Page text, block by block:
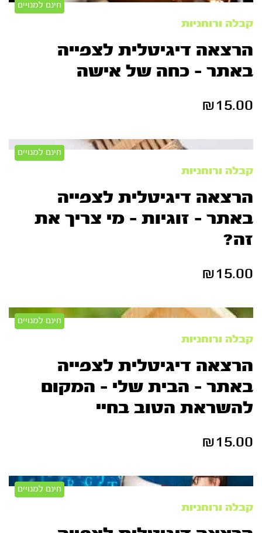
חינם למנויים
קבלה ורוחניות
הרצאה דיגיטלית לצפייה
באתר – כחה של אישה
₪15.00
חינם למנויים
קבלה ורוחניות
הרצאה דיגיטלית לצפייה
באתר – זוגיות – מי צריך את
זה?
₪15.00
חינם למנויים
קבלה ורוחניות
הרצאה דיגיטלית לצפייה
באתר – הבית שלי – המקום
להשראת הטוב בחיי
₪15.00
חינם למנויים
קבלה ורוחניות